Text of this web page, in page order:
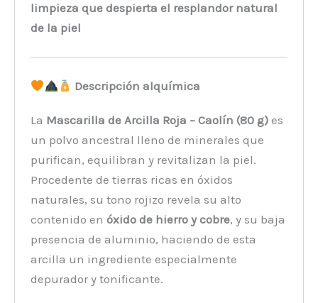
limpieza que despierta el resplandor natural
de la piel
Descripción alquímica
La Mascarilla de Arcilla Roja – Caolín (80 g) es
un polvo ancestral lleno de minerales que
purifican, equilibran y revitalizan la piel.
Procedente de tierras ricas en óxidos
naturales, su tono rojizo revela su alto
contenido enóxido de hierro y cobre, y su baja
presencia de aluminio, haciendo de esta
arcilla un ingrediente especialmente
depurador y tonificante.